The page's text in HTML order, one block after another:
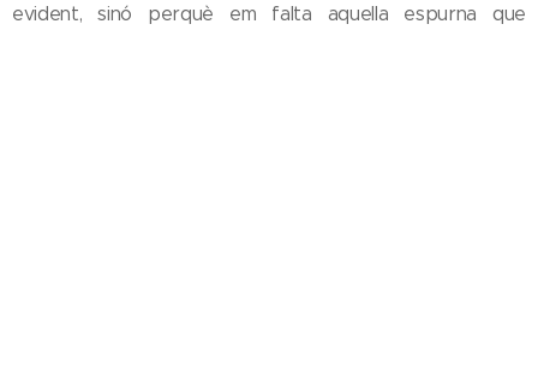
evident, sinó perquè em falta aquella espurna que